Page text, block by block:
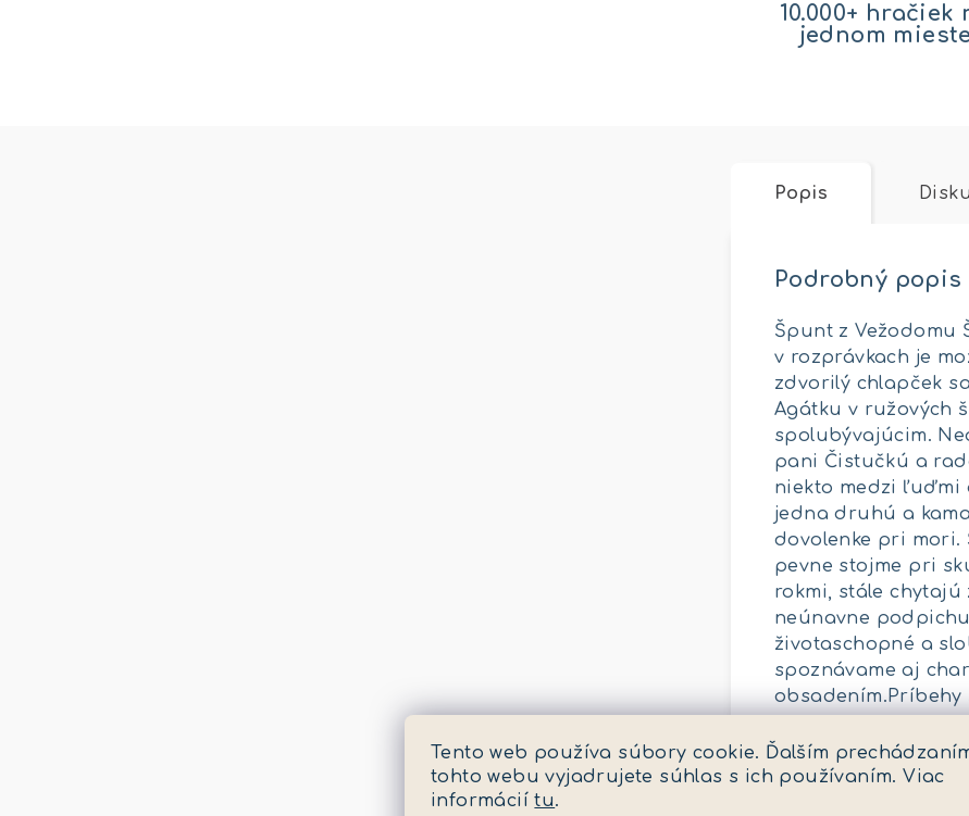
Tento web používa súbory cookie. Ďalším
tohto webu vyjadrujete súhlas s ich používaním. Viac
informáciítu.
10.000+ hračiek
jednom mieste
Popis
Podrobný popis
Špunt z Vežodomu
v rozprávkach je
zdvorilý chlapček
Agátku v ružových
spolubývajúcim.
pani Čistučkú a
niekto medzi ľuďmi
jedna druhú a
dovolenke pri mori.
pevne stojme pri
rokmi, stále
neúnavne
životaschopné a
spoznávame aj
obsadením.Príbehy
Dodatočné